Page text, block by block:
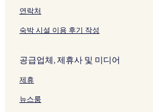
연락처
숙박 시설 이용 후기 작성
공급업체, 제휴사 및 미디어
제휴
뉴스룸